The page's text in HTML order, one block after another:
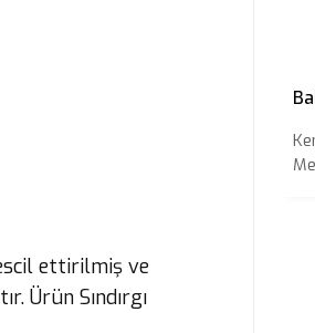
ettirilmiş ve
Ürün Sındırgı